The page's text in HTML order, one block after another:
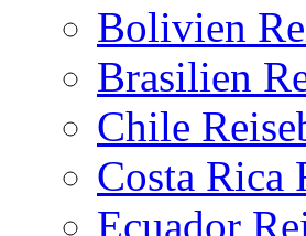
Bolivien
Brasilien
Chile
Costa Rica
Ecuador